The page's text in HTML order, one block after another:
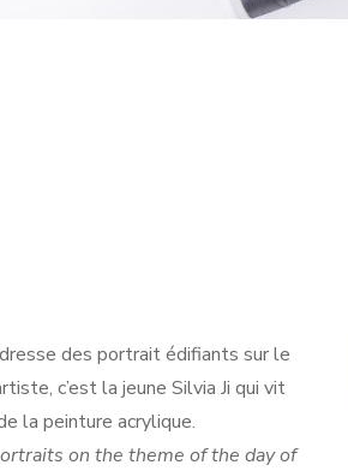
des portrait édifiants sur le
c’est la jeune Silvia Ji qui vit
la peinture acrylique.
on the theme of the day of